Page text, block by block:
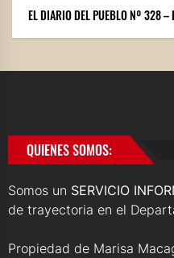
EL DIARIO DEL PUEBLO Nº 328
QUIENES SOMOS:
Somos un SERVICIO
de trayectoria en el
Propiedad de Marisa